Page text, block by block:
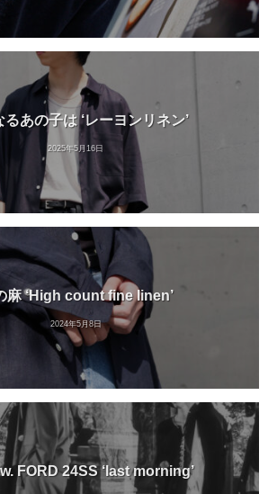
るあの子は ‘レーヨンリネン’
2025年5月16日
麻 ‘High count fine linen’
2024年5月8日
FORD 24SS ‘last morning’